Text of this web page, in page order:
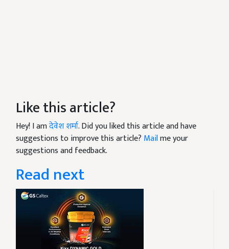
Like this article?
Hey! I amदेवेश शर्मा. Did you liked this article and have
suggestions to improve this article? Mailme your
suggestions and feedback.
Read next